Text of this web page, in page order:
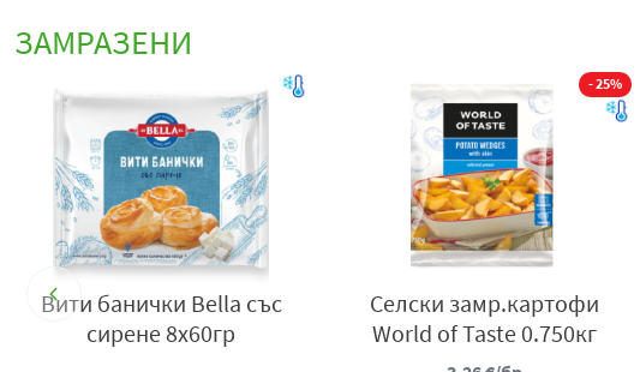
Визията
ЗАМРАЗЕНИ
Вити банички Bella със
сирене 8х60гр
- 25%
Селски замр.картофи
World of Taste 0.750кг